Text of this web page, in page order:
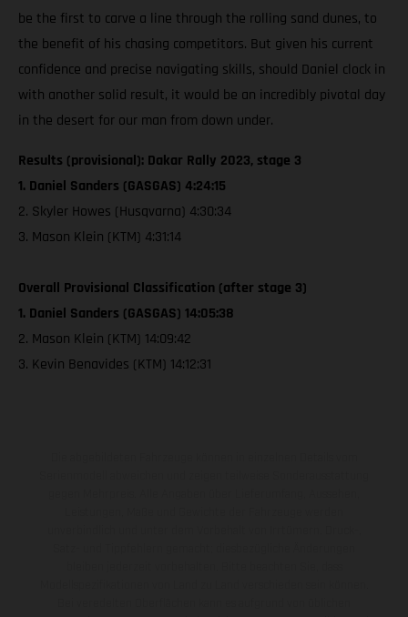
be the first to carve a line through the rolling sand dunes, to
the benefit of his chasing competitors. But given his current
confidence and precise navigating skills, should Daniel clock in
with another solid result, it would be an incredibly pivotal day
in the desert for our man from down under.
Results (provisional): Dakar Rally 2023, stage 3
1. Daniel Sanders (GASGAS) 4:24:15
2. Skyler Howes (Husqvarna) 4:30:34
3. Mason Klein (KTM) 4:31:14
Overall Provisional Classification (after stage 3)
1. Daniel Sanders (GASGAS) 14:05:38
2. Mason Klein (KTM) 14:09:42
3. Kevin Benavides (KTM) 14:12:31